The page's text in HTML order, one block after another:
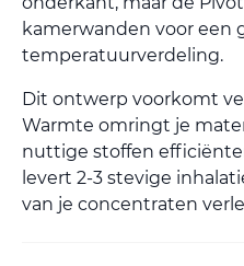
kamerwanden voor een
temperatuurverdeling.
Dit ontwerp voorkomt
Warmte omringt je
nuttige stoffen
levert 2-3 stevige
van je concentraten